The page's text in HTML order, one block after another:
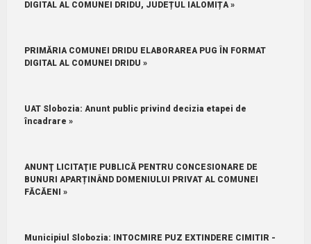
DIGITAL AL COMUNEI DRIDU, JUDEȚUL IALOMIȚA »
PRIMĂRIA COMUNEI DRIDU ELABORAREA PUG ÎN FORMAT
DIGITAL AL COMUNEI DRIDU »
UAT Slobozia: Anunt public privind decizia etapei de
încadrare »
ANUNŢ LICITAŢIE PUBLICĂ PENTRU CONCESIONARE DE
BUNURI APARȚINÂND DOMENIULUI PRIVAT AL COMUNEI
FĂCĂENI »
Municipiul Slobozia: INTOCMIRE PUZ EXTINDERE CIMITIR -